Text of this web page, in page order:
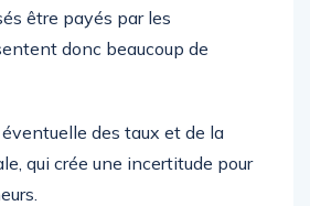
être payés par les
donc beaucoup de
des taux et de la
qui crée une incertitude pour